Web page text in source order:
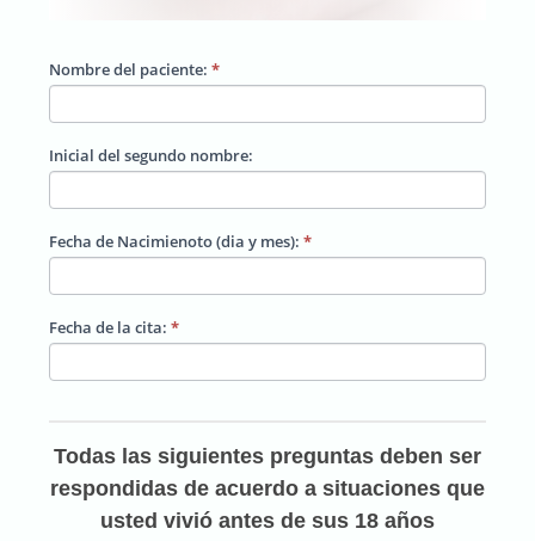
ACE
Cuestionario
(Experiencias
adversas
Nombre del paciente:*
Inicial del segundo nombre:
Fecha de Nacimienoto (dia y mes):*
Fecha de la cita:*
Todas las siguientes preguntas deben ser
respondidas de acuerdo a situaciones que
usted vivió antes de sus 18 años